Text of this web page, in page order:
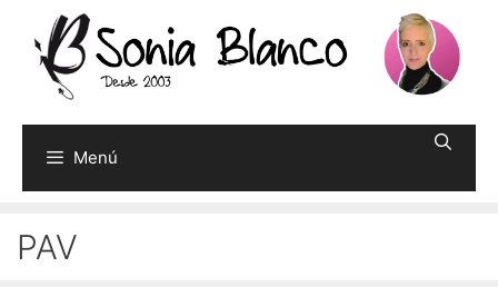
contenido
Menú
PAV